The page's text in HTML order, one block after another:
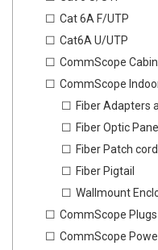
Cat 6A F/UTP
Cat6A U/UTP
CommScope
CommScope
Fiber Adapters
Fiber Optic
Fiber Patch cord
Fiber Pigtail
Wallmount
CommScope
CommScope